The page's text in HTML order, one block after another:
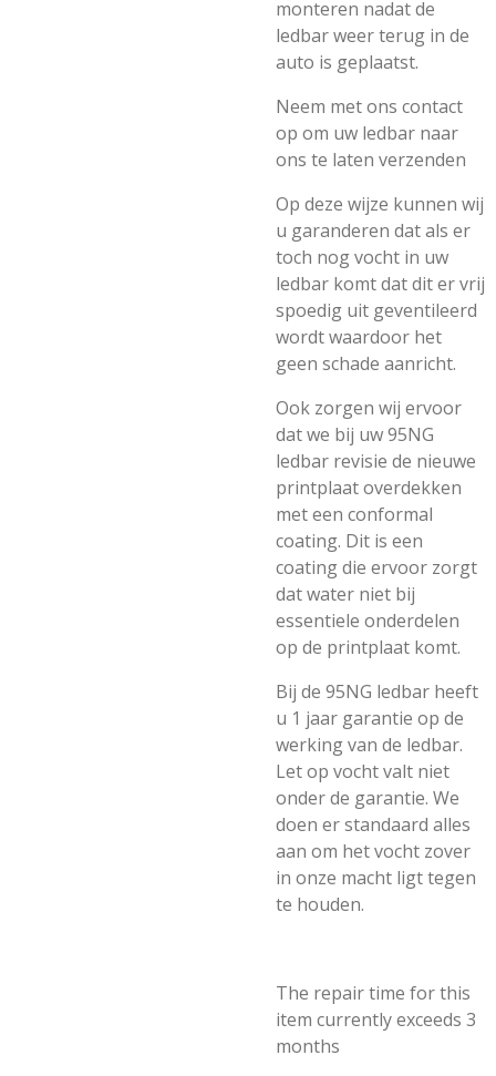
monteren nadat de
ledbar weer terug in de
auto is geplaatst.
Neem met ons contact
op om uw ledbar naar
ons te laten verzenden
Op deze wijze kunnen wij
u garanderen dat als er
toch nog vocht in uw
ledbar komt dat dit er vrij
spoedig uit geventileerd
wordt waardoor het
geen schade aanricht.
Ook zorgen wij ervoor
dat we bij uw 95NG
ledbar revisie de nieuwe
printplaat overdekken
met een conformal
coating. Dit is een
coating die ervoor zorgt
dat water niet bij
essentiele onderdelen
op de printplaat komt.
Bij de 95NG ledbar heeft
u 1 jaar garantie op de
werking van de ledbar.
Let op vocht valt niet
onder de garantie. We
doen er standaard alles
aan om het vocht zover
in onze macht ligt tegen
te houden.
The repair time for this
item currently exceeds 3
months